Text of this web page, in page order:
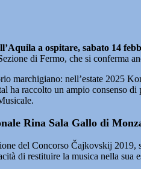
a ospitare, sabato 14
di Fermo, che si
marchigiano: nell’estate 2025
ha raccolto un ampio consenso
Rina Sala Gallo di
del Concorso Čajkovskij
di restituire la musica nella sua